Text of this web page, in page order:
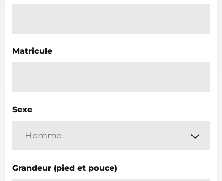
Matricule
Sexe
Grandeur (pied et pouce)